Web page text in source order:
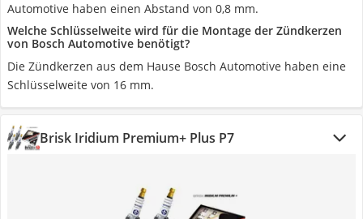
Automotive haben einen Abstand von 0,8 mm.
Welche Schlüsselweite wird für die Montage der Zündkerzen
von Bosch Automotive benötigt?
Die Zündkerzen aus dem Hause Bosch Automotive haben eine
Schlüsselweite von 16 mm.
Brisk Iridium Premium+ Plus P7